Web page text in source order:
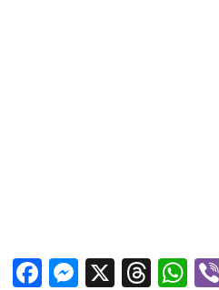
Facebook
Messenger
X